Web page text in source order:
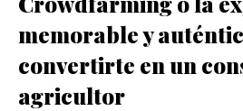
memorable y
convertirte en un
agricultor